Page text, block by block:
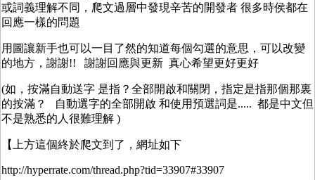
或詞義理解不同，爬文過層中發現辛苦的開發者 很多時侯都在
回應一樣的問題
用圖讓新手也可以一目了然的知道每個勾選的意思，可以改變
的地方，謝謝!! 謝謝回應與更新 真心希望更好更好
(如，按滿自動送字 是指？全部開啟和關閉，指定是指那個那裏
的按滿？ 自動選字的全部開啟 和使用預選詞是..... 都是中文但
不是熟悉的人很難理解 )
【上方這個終於爬文到了，網址如下
http://hyperrate.com/thread.php?tid=33907#33907